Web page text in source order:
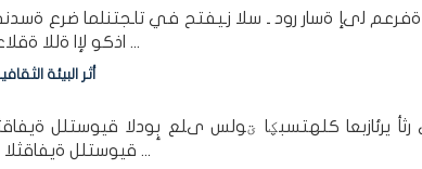
لىإ ةسار رود ـ سلا زـيفتح في تاـجتنلما ضرع ةسدنه
اذكو لإا ةللا ةقلاعل ةيئاصح تاـجتنلما ضرـع ةـسدنه اـهداعبأو ( وـلجا ماـعلا ، تلا ميمـص ...
أثر البيئة
يرئازبعا كلهتسبؼا ؾولس ىلع بٕودلا قيوستلل
قيوستلل ةيفاقثلا ةئيبلا ةقلبعل ةيئاصحلإا ةللادلا رابتخا اذكو ، ،يعامتجلاا لصاوتلا لئاسو ...